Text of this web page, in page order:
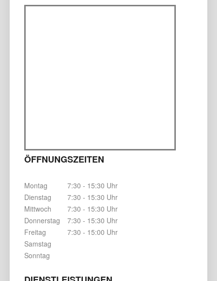
ÖFFNUNGSZEITEN
Montag
7:30 - 15:30 Uhr
Dienstag
7:30 - 15:30 Uhr
Mittwoch
7:30 - 15:30 Uhr
Donnerstag
7:30 - 15:30 Uhr
Freitag
7:30 - 15:00 Uhr
Samstag
Sonntag